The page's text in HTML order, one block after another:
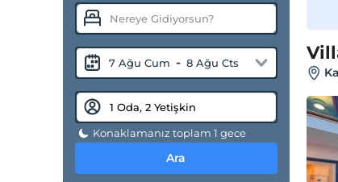
7 Ağu Cum - 8 Ağu Cts
Konaklamanız toplam 1 gece
Ara